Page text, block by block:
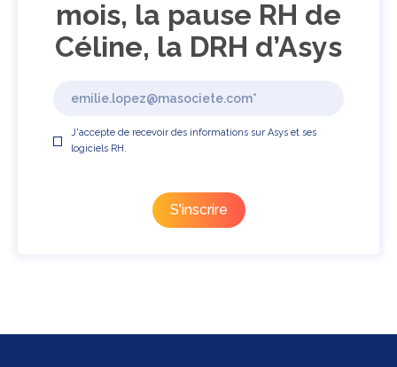
mois, la pause RH de
Céline, la DRH d’Asys
J'accepte de recevoir des informations sur Asys et ses
logiciels RH.